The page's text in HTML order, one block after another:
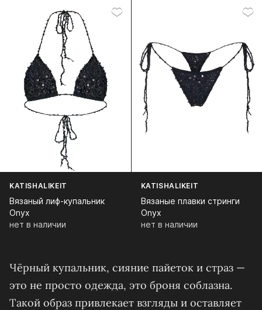
KATISHALIKEIT
Вязаный лиф-купальник
Onyx
нет в наличии
KATISHALIKEIT
Вязаные плавки стринги
Onyx
нет в наличии
Чёрный купальник, сияние пайеток и страз —
это не просто одежда, это броня соблазна.
Такой образ привлекает взгляды и оставляет